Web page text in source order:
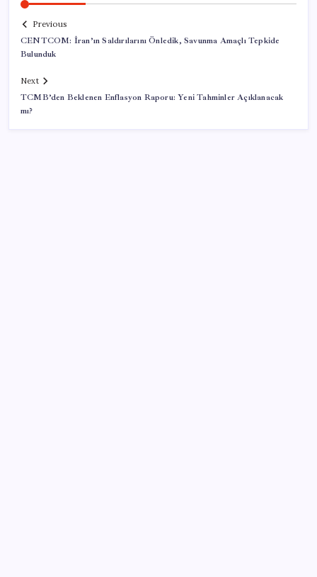
Previous
CENTCOM: İran’ın Saldırılarını Önledik, Savunma Amaçlı Tepkide
Bulunduk
Next
TCMB’den Beklenen Enflasyon Raporu: Yeni Tahminler Açıklanacak
mı?